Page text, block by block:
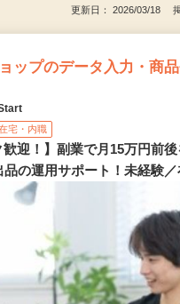
更新日： 2026/03/18
ップのデータ入力・商
宅・内職
歓迎！】副業で月15万円前
品の運用サポート！未経験